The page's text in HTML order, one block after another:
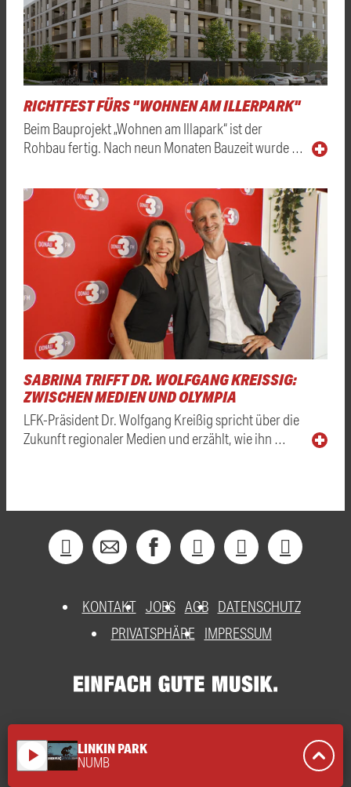
RICHTFEST FÜRS "WOHNEN AM ILLERPARK"
Beim Bauprojekt „Wohnen am Illapark“ ist der
Rohbau fertig. Nach neun Monaten Bauzeit wurde …
SABRINA TRIFFT DR. WOLFGANG KREISSIG: Z
WISCHEN MEDIEN UND OLYMPIA
LFK-Präsident Dr. Wolfgang Kreißig spricht über die
Zukunft regionaler Medien und erzählt, wie ihn …
KONTAKT JOBS AGB DATENSCHUTZ
PRIVATSPHÄRE
IMPRESSUM
play_arrow LINKIN PARK
NUMB